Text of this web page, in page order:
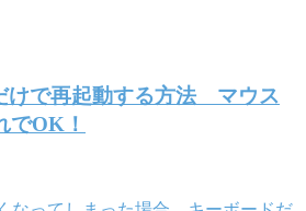
けで再起動する方法 マウス
でOK！